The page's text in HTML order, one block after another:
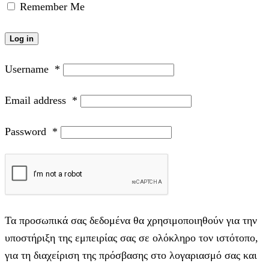
Remember Me
Log in
Username *
Email address *
Password *
Τα προσωπικά σας δεδομένα θα χρησιμοποιηθούν για την
υποστήριξη της εμπειρίας σας σε ολόκληρο τον ιστότοπο,
για τη διαχείριση της πρόσβασης στο λογαριασμό σας και